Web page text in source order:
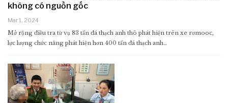
không có nguồn gốc
Mar 1, 2024
Mở rộng điều tra từ vụ 83 tấn đá thạch anh thô phát hiện trên xe rơmooc,
lực lượng chức năng phát hiện hơn 400 tấn đá thạch anh…